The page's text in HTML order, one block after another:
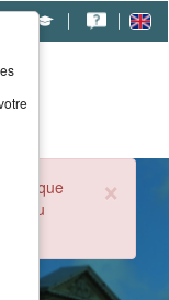
×
au